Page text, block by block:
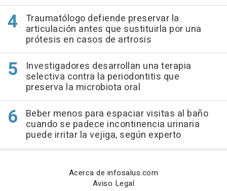
Traumatólogo defiende preservar la
articulación antes que sustituirla por una
prótesis en casos de artrosis
Investigadores desarrollan una terapia
selectiva contra la periodontitis que
preserva la microbiota oral
Beber menos para espaciar visitas al baño
cuando se padece incontinencia urinaria
puede irritar la vejiga, según experto
Acerca de infosalus.com
Aviso Legal